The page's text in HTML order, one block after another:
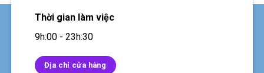
Thời gian làm việc
9h:00 - 23h:30
Địa chỉ cửa hàng